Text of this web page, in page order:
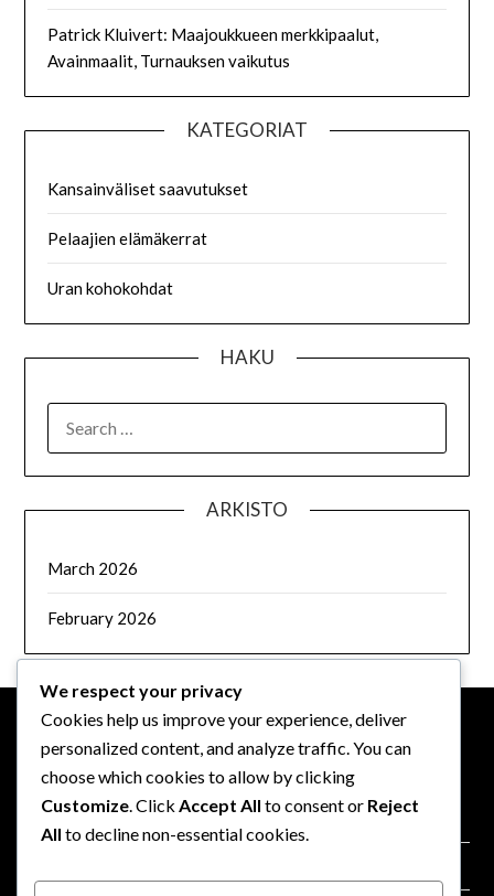
Patrick Kluivert: Maajoukkueen merkkipaalut,
Avainmaalit, Turnauksen vaikutus
KATEGORIAT
Kansainväliset saavutukset
Pelaajien elämäkerrat
Uran kohokohdat
HAKU
FOR:
ARKISTO
March 2026
February 2026
OIKEUDELLINEN
Käyttöehdot
We respect your privacy
Cookies help us improve your experience, deliver
personalized content, and analyze traffic. You can
choose which cookies to allow by clicking
Customize . Click Accept All to consent or Reject
All to decline non-essential cookies.